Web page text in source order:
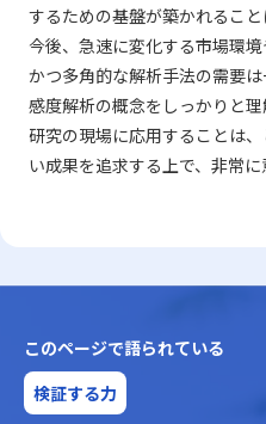
するための基盤が築かれること
今後、急速に変化する市場環
かつ多角的な解析手法の需要は
感度解析の概念をしっかりと
研究の現場に応用することは
い成果を追求する上で、非常
このページで語られている
検証する力